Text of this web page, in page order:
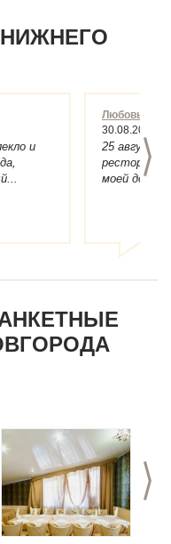
>
и
Любовь
30.08.2021
25 августа
ресторане
моей
>